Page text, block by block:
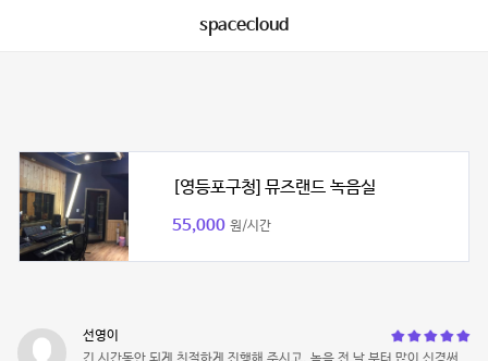
spacecloud
[영등포구청] 뮤즈랜드 녹음실
55,000 원/시간
선영이